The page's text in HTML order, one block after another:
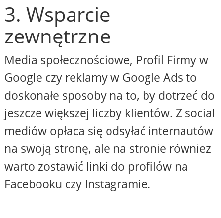
3. Wsparcie
zewnętrzne
Media społecznościowe, Profil Firmy w
Google czy reklamy w Google Ads to
doskonałe sposoby na to, by dotrzeć do
jeszcze większej liczby klientów. Z social
mediów opłaca się odsyłać internautów
na swoją stronę, ale na stronie również
warto zostawić linki do profilów na
Facebooku czy Instagramie.